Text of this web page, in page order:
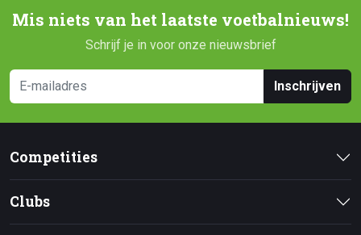
Mis niets van het laatste voetbalnieuws!
Schrijf je in voor onze nieuwsbrief
Inschrijven
Competities
Clubs